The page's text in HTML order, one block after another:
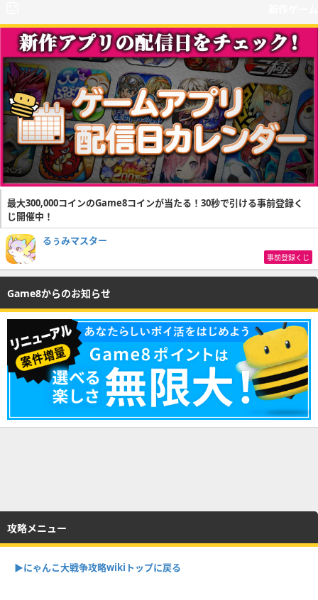
最大300,000コインのGame8コインが当たる！30秒で引ける事前登録く
じ開催中！
るぅみマスター
事前登録くじ
Game8からのお知らせ
攻略メニュー
▶︎にゃんこ大戦争攻略wikiトップに戻る